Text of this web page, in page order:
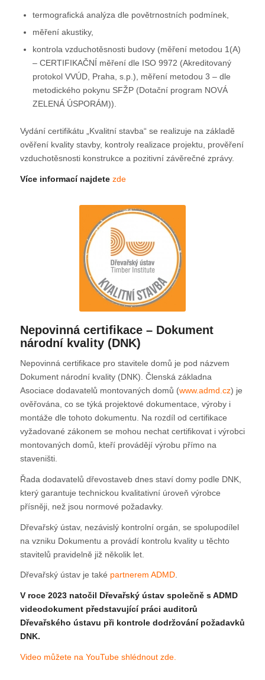
termografická analýza dle povětrnostních podmínek,
měření akustiky,
kontrola vzduchotěsnosti budovy (měření metodou 1(A)
– CERTIFIKAČNÍ měření dle ISO 9972 (Akreditovaný
protokol VVÚD, Praha, s.p.), měření metodou 3 – dle
metodického pokynu SFŽP (Dotační program NOVÁ
ZELENÁ ÚSPORÁM)).
Vydání certifikátu „Kvalitní stavba“ se realizuje na základě
ověření kvality stavby, kontroly realizace projektu, prověření
vzduchotěsnosti konstrukce a pozitivní závěrečné zprávy.
Více informací najdete zde
Nepovinná certifikace – Dokument
národní kvality (DNK)
Nepovinná certifikace pro stavitele domů je pod názvem
Dokument národní kvality (DNK). Členská základna
Asociace dodavatelů montovaných domů (www.admd.cz) je
ověřována, co se týká projektové dokumentace, výroby i
montáže dle tohoto dokumentu. Na rozdíl od certifikace
vyžadované zákonem se mohou nechat certifikovat i výrobci
montovaných domů, kteří provádějí výrobu přímo na
staveništi.
Řada dodavatelů dřevostaveb dnes staví domy podle DNK,
který garantuje technickou kvalitativní úroveň výrobce
přísněji, než jsou normové požadavky.
Dřevařský ústav, nezávislý kontrolní orgán, se spolupodílel
na vzniku Dokumentu a provádí kontrolu kvality u těchto
stavitelů pravidelně již několik let.
Dřevařský ústav je také partnerem ADMD.
V roce 2023 natočil Dřevařský ústav společně s ADMD
videodokument představující práci auditorů
Dřevařského ústavu při kontrole dodržování požadavků
DNK.
Video můžete na YouTube shlédnout zde.